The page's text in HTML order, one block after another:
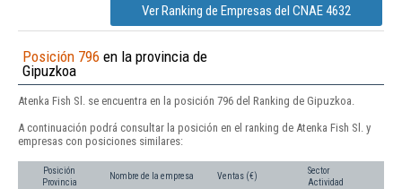
Ver Ranking de Empresas del CNAE 4632
Posición 796 en la provincia de
Gipuzkoa
Atenka Fish Sl. se encuentra en la posición 796 del Ranking de Gipuzkoa.
A continuación podrá consultar la posición en el ranking de Atenka Fish Sl. y
empresas con posiciones similares:
Posición
Provincia
Nombre de la empresa Ventas (€)
Sector
Actividad